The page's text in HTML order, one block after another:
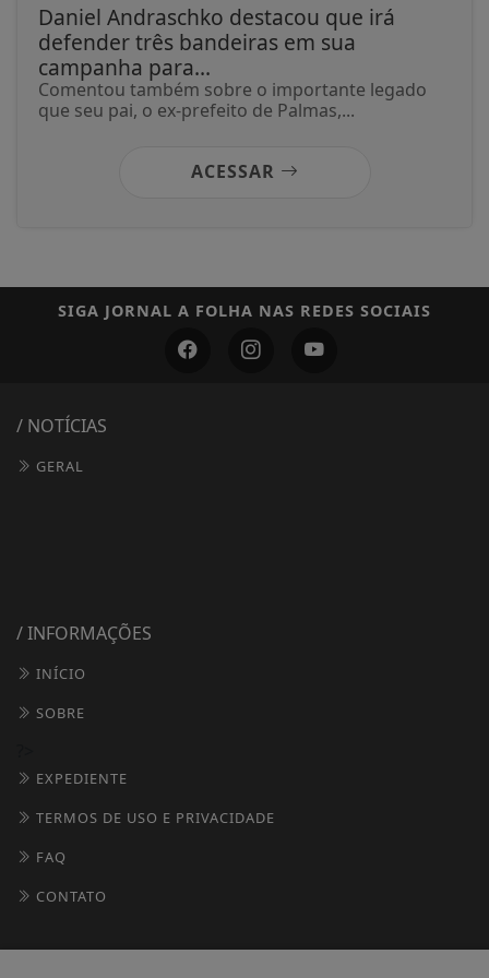
Daniel Andraschko destacou que irá
defender três bandeiras em sua
campanha para...
Comentou também sobre o importante legado
que seu pai, o ex-prefeito de Palmas,...
ACESSAR
SIGA JORNAL A FOLHA NAS REDES SOCIAIS
/ NOTÍCIAS
GERAL
/ INFORMAÇÕES
INÍCIO
SOBRE
EXPEDIENTE
TERMOS DE USO E PRIVACIDADE
FAQ
CONTATO